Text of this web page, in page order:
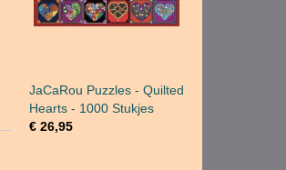
JaCaRou Puzzles - Quilted
Hearts - 1000 Stukjes
€ 26,95